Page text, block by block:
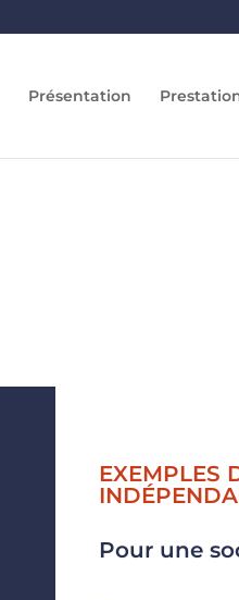
Présentation
EXEMPLES
Pour une